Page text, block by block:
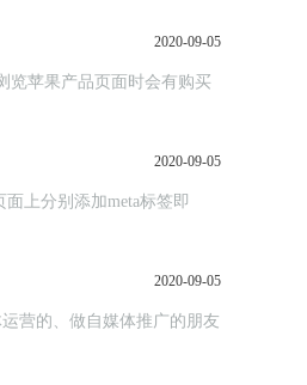
2020-09-05
览苹果产品页面时会有购买
2020-09-05
上分别添加meta标签即
2020-09-05
营的、做自媒体推广的朋友